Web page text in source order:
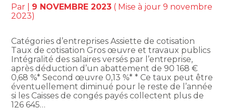
Par 9 NOVEMBRE 2023 ( Mise à jour 9 novembre
2023)
Catégories d’entreprises Assiette de cotisation
Taux de cotisation Gros œuvre et travaux publics
Intégralité des salaires versés par l’entreprise,
après déduction d’un abattement de 90 168 €
0,68 %* Second œuvre 0,13 %* * Ce taux peut être
éventuellement diminué pour le reste de l’année
si les Caisses de congés payés collectent plus de
126 645…